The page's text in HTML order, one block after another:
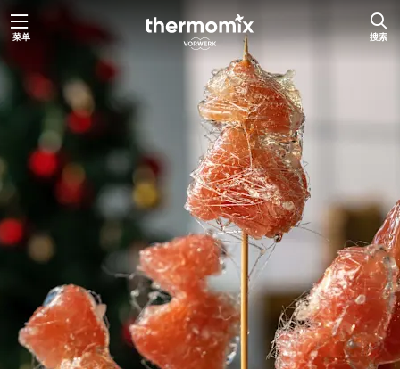
跳
内
菜单 搜索